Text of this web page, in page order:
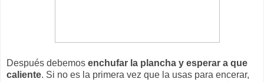
Después debemos enchufar la plancha y esperar a que
caliente. Si no es la primera vez que la usas para encerar,